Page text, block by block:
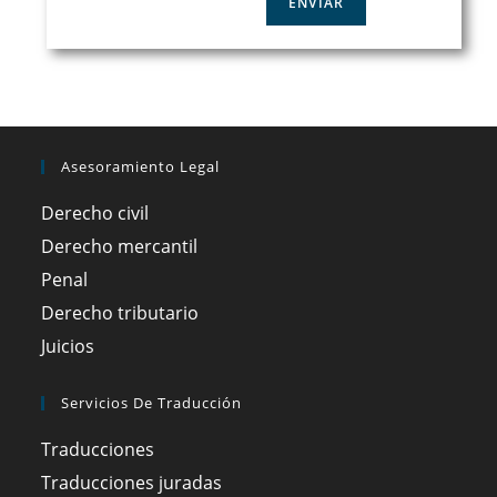
Asesoramiento Legal
Derecho civil
Derecho mercantil
Penal
Derecho tributario
Juicios
Servicios De Traducción
Traducciones
Traducciones juradas